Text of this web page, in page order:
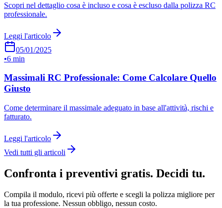
Scopri nel dettaglio cosa è incluso e cosa è escluso dalla polizza RC
professionale.
Leggi l'articolo
05/01/2025
•6 min
Massimali RC Professionale: Come Calcolare Quello
Giusto
Come determinare il massimale adeguato in base all'attività, rischi e
fatturato.
Leggi l'articolo
Vedi tutti gli articoli
Confronta i preventivi gratis. Decidi tu.
Compila il modulo, ricevi più offerte e scegli la polizza migliore per
la tua professione. Nessun obbligo, nessun costo.